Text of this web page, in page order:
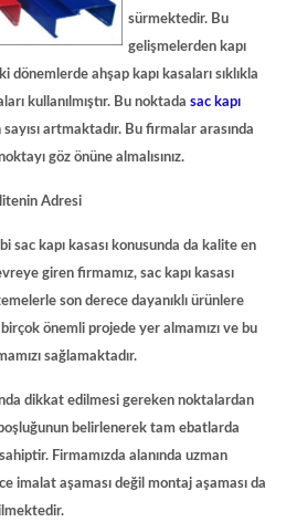
sürmektedir. Bu
gelişmelerden kapı
dönemlerde ahşap kapı kasaları sıklıkla
kullanılmıştır. Bu noktada sac kapı
artmaktadır. Bu firmalar arasında
göz önüne almalısınız.
Adresi
sac kapı kasası konusunda da kalite en
giren firmamız, sac kapı kasası
son derece dayanıklı ürünlere
önemli projede yer almamızı ve bu
sağlamaktadır.
dikkat edilmesi gereken noktalardan
belirlenerek tam ebatlarda
Firmamızda alanında uzman
imalat aşaması değil montaj aşaması da